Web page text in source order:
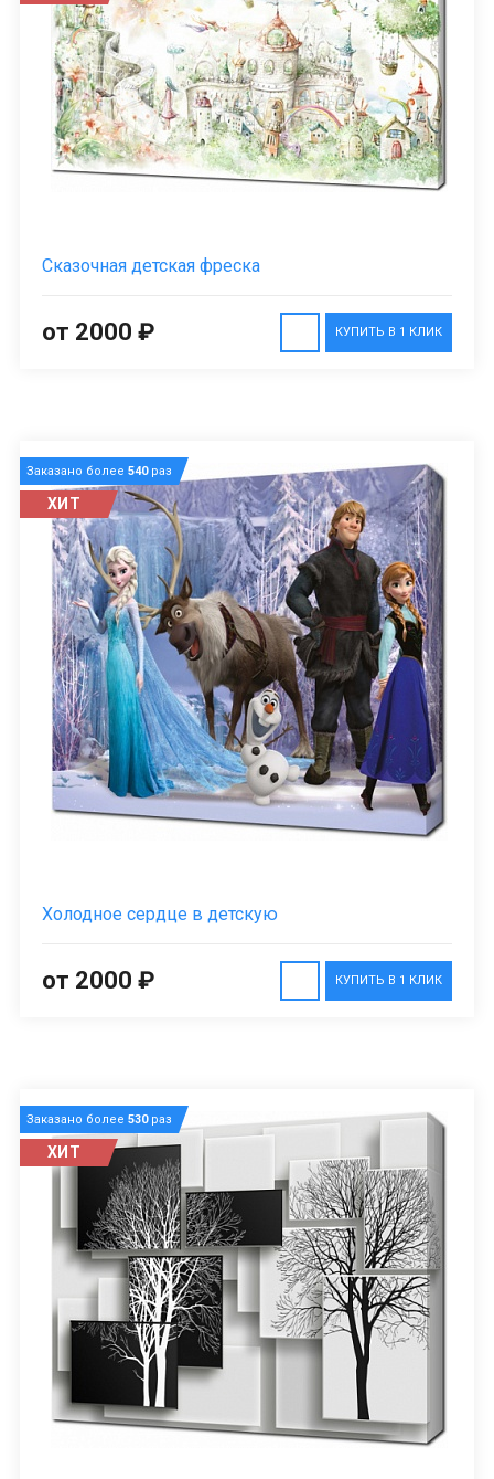
Сказочная детская фреска
КУПИТЬ В 1 КЛИК
от 2000 ₽
Заказано более 540раз
ХИТ
Холодное сердце в детскую
КУПИТЬ В 1 КЛИК
от 2000 ₽
Заказано более 530раз
ХИТ